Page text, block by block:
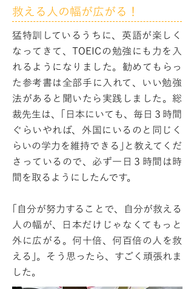
救える人の幅が広がる！
猛特訓しているうちに、英語が楽しく
なってきて、TOEICの勉強にも力を入
れるようになりました。勧めてもらっ
た参考書は全部手に入れて、いい勉強
法があると聞いたら実践しました。総
裁先生は、｢日本にいても、毎日３時間
ぐらいやれば、外国にいるのと同じく
らいの学力を維持できる｣と教えてくだ
さっているので、必ず一日３時間は時
間を取るようにしたんです。
｢自分が努力することで、自分が救える
人の幅が、日本だけじゃなくてもっと
外に広がる。何十倍、何百倍の人を救
える｣。そう思ったら、すごく頑張れま
した。